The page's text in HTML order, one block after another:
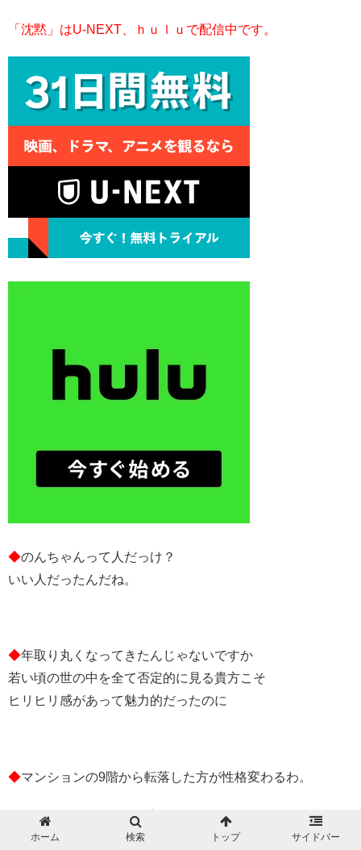
「沈黙」はU-NEXT、ｈｕｌｕで配信中です。
◆のんちゃんって人だっけ？
いい人だったんだね。
◆年取り丸くなってきたんじゃないですか
若い頃の世の中を全て否定的に見る貴方こそ
ヒリヒリ感があって魅力的だったのに
◆マンションの9階から転落した方が性格変わるわ。
スポンサーリンク
ホーム 検索 トップ サイドバー